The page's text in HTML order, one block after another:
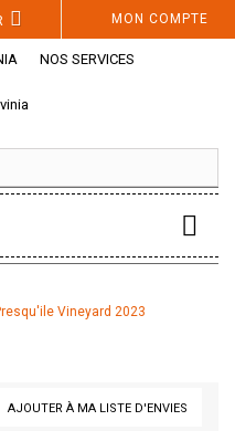
MON COMPTE
NOS SERVICES
Vineyard 2023
AJOUTER À MA LISTE D'ENVIES